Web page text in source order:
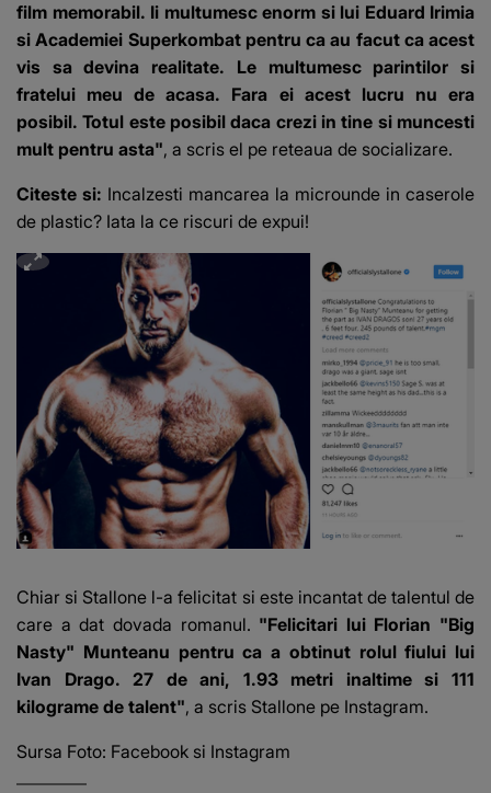
film memorabil. Ii multumesc enorm si lui Eduard Irimia
si Academiei Superkombat pentru ca au facut ca acest
vis sa devina realitate. Le multumesc parintilor si
fratelui meu de acasa. Fara ei acest lucru nu era
posibil. Totul este posibil daca crezi in tine si muncesti
mult pentru asta", a scris el pe reteaua de socializare.
Citeste si: Incalzesti mancarea la microunde in caserole
de plastic? Iata la ce riscuri de expui!
Chiar si Stallone l-a felicitat si este incantat de talentul de
care a dat dovada romanul. "Felicitari lui Florian "Big
Nasty" Munteanu pentru ca a obtinut rolul fiului lui
Ivan Drago. 27 de ani, 1.93 metri inaltime si 111
kilograme de talent", a scris Stallone pe Instagram.
Sursa Foto: Facebook si Instagram